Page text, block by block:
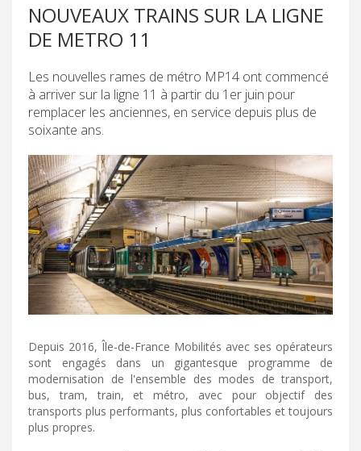
NOUVEAUX TRAINS SUR LA LIGNE
DE METRO 11
Les nouvelles rames de métro MP14 ont commencé
à arriver sur la ligne 11 à partir du 1er juin pour
remplacer les anciennes, en service depuis plus de
soixante ans.
Depuis 2016, Île-de-France Mobilités avec ses opérateurs
sont engagés dans un gigantesque programme de
modernisation de l'ensemble des modes de transport,
bus, tram, train, et métro, avec pour objectif des
transports plus performants, plus confortables et toujours
plus propres.